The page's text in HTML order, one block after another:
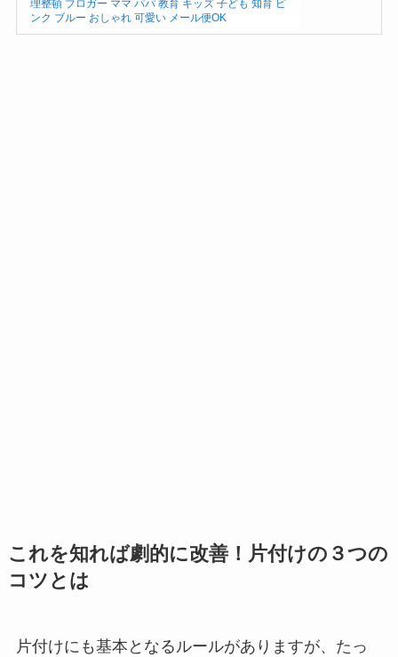
理整頓 ブロガー ママ パパ 教育 キッズ 子ども 知育 ピ
ンク ブルー おしゃれ 可愛い メール便OK
これを知れば劇的に改善！片付けの３つの
コツとは
片付けにも基本となるルールがありますが、たっ